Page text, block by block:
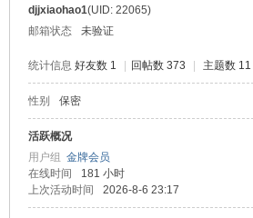
djjxiaohao1(UID: 22065)
邮箱状态
未验证
统计信息 好友数 1 回帖数 373 主题数 11
性别 保密
活跃概况
用户组 金牌会员
在线时间
181 小时
上次活动时间
2026-8-6 23:17